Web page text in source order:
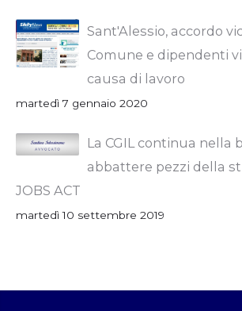
Sant'Alessio, accordo
Comune e dipendenti
causa di lavoro
martedì 7 gennaio 2020
La CGIL continua nella
abbattere pezzi della
JOBS ACT
martedì 10 settembre 2019